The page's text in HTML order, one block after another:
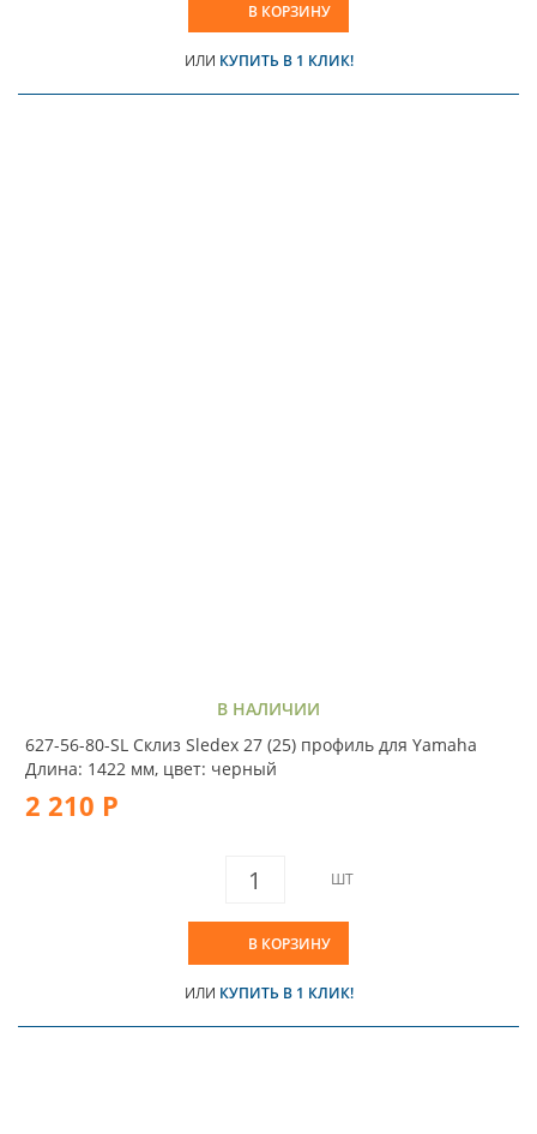
В КОРЗИНУ
ИЛИ КУПИТЬ В 1 КЛИК!
В НАЛИЧИИ
627-56-80-SL Склиз Sledex 27 (25) профиль для Yamaha
Длина: 1422 мм, цвет: черный
2 210 Р
ШТ
В КОРЗИНУ
ИЛИ КУПИТЬ В 1 КЛИК!